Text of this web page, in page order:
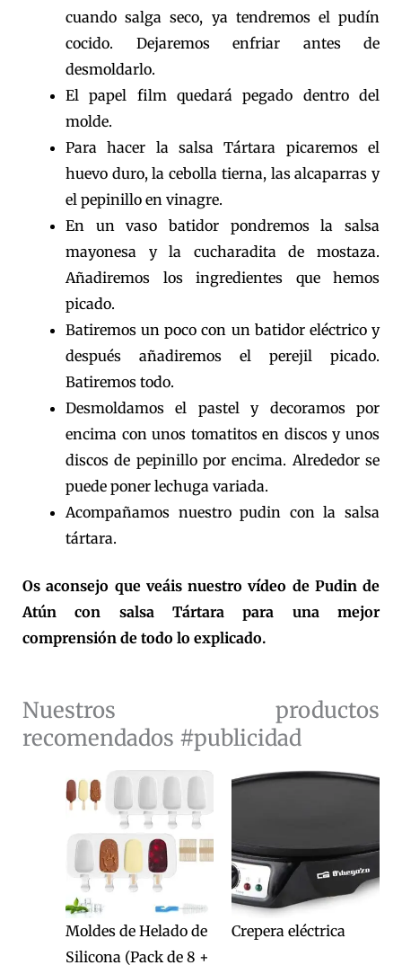
cuando salga seco, ya tendremos el pudín
cocido. Dejaremos enfriar antes de
desmoldarlo.
El papel film quedará pegado dentro del
molde.
Para hacer la salsa Tártara picaremos el
huevo duro, la cebolla tierna, las alcaparras y
el pepinillo en vinagre.
En un vaso batidor pondremos la salsa
mayonesa y la cucharadita de mostaza.
Añadiremos los ingredientes que hemos
picado.
Batiremos un poco con un batidor eléctrico y
después añadiremos el perejil picado.
Batiremos todo.
Desmoldamos el pastel y decoramos por
encima con unos tomatitos en discos y unos
discos de pepinillo por encima. Alrededor se
puede poner lechuga variada.
Acompañamos nuestro pudin con la salsa
tártara.
Os aconsejo que veáis nuestro vídeo de Pudin de
Atún con salsa Tártara para una mejor
comprensión de todo lo explicado.
Nuestros productos
recomendados #publicidad
Moldes de Helado de
Silicona (Pack de 8 +
Crepera eléctrica